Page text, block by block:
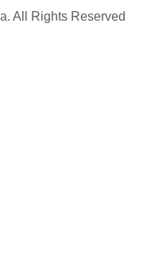
All Rights Reserved